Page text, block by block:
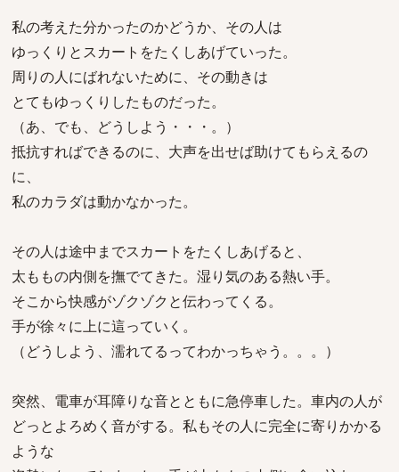
私の考えた分かったのかどうか、その人は
ゆっくりとスカートをたくしあげていった。
周りの人にばれないために、その動きは
とてもゆっくりしたものだった。
（あ、でも、どうしよう・・・。）
抵抗すればできるのに、大声を出せば助けてもらえるの
に、
私のカラダは動かなかった。
その人は途中までスカートをたくしあげると、
太ももの内側を撫でてきた。湿り気のある熱い手。
そこから快感がゾクゾクと伝わってくる。
手が徐々に上に這っていく。
（どうしよう、濡れてるってわかっちゃう。。。）
突然、電車が耳障りな音とともに急停車した。車内の人が
どっとよろめく音がする。私もその人に完全に寄りかかる
ような